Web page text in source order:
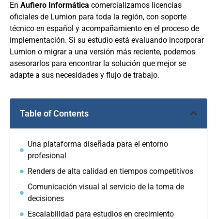
En Aufiero Informática comercializamos licencias
oficiales de Lumion para toda la región, con soporte
técnico en español y acompañamiento en el proceso de
implementación. Si su estudio está evaluando incorporar
Lumion o migrar a una versión más reciente, podemos
asesorarlos para encontrar la solución que mejor se
adapte a sus necesidades y flujo de trabajo.
Table of Contents
Una plataforma diseñada para el entorno
profesional
Renders de alta calidad en tiempos competitivos
Comunicación visual al servicio de la toma de
decisiones
Escalabilidad para estudios en crecimiento